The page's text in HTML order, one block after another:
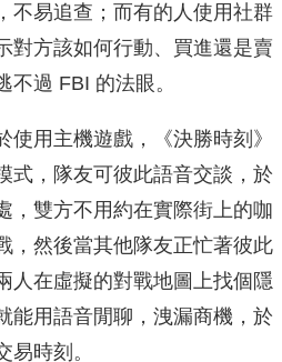
不易追查；而有的人使用社群
對方該如何行動、買進還是賣
不過 FBI 的法眼。
用主機遊戲，《決勝時刻》
式，隊友可彼此語音交談，於
，雙方不用約在實際街上的咖
，然後當其他隊友正忙著彼此
人在虛擬的對戰地圖上找個隱
能用語音閒聊，洩漏商機，於
易時刻。